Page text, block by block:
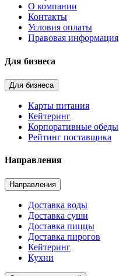
О компании
Контакты
Условия оплаты
Правовая информация
Для бизнеса
Для бизнеса
Карты питания
Кейтеринг
Корпоративные обеды
Рейтинг поставщика
Направления
Направления
Доставка воды
Доставка суши
Доставка пиццы
Доставка пирогов
Кейтеринг
Кухни